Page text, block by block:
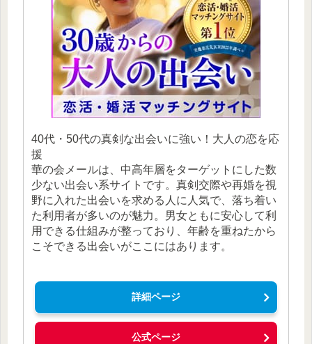
40代・50代の真剣な出会いに強い！大人の恋を応
援
華の会メールは、中高年層をターゲットにした数
少ない出会い系サイトです。真剣交際や再婚を視
野に入れた出会いを求める人に人気で、落ち着い
た利用者が多いのが魅力。男女ともに安心して利
用できる仕組みが整っており、年齢を重ねたから
こそできる出会いがここにはあります。
詳細ページ
公式ページ